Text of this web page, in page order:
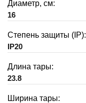
Диаметр, см:
16
Степень защиты (IP):
IP20
Длина тары:
23.8
Ширина тары: